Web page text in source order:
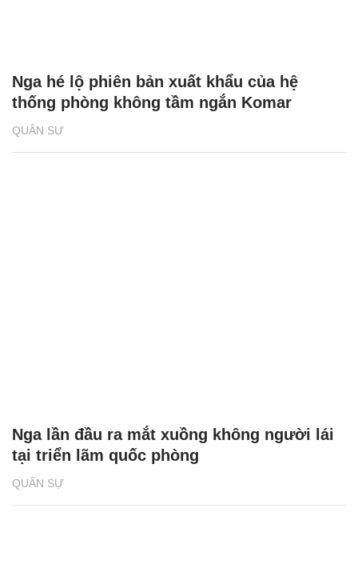
QUÂN SỰ
Nga hé lộ phiên bản xuất khẩu của hệ
thống phòng không tầm ngắn Komar
QUÂN SỰ
Nga lần đầu ra mắt xuồng không người lái
tại triển lãm quốc phòng